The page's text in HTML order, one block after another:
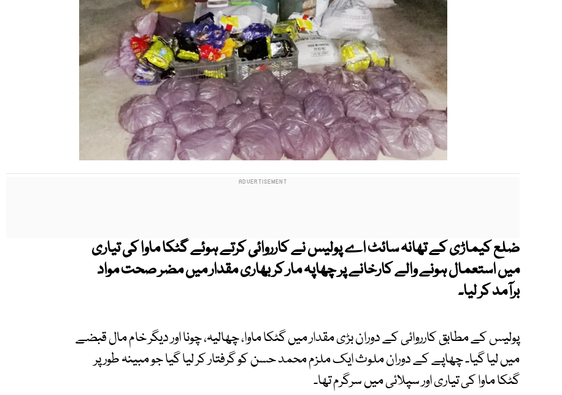
ضلع کیماڑی کے تھانہ سائٹ اے پولیس نے کارروائی کرتے ہوئے گٹکا ماوا کی تیاری
میں استعمال ہونے والے کارخانے پر چھاپہ مار کر بھاری مقدار میں مضر صحت مواد
برآمد کر لیا۔
پولیس کے مطابق کارروائی کے دوران بڑی مقدار میں گٹکا ماوا، چھالیہ، چونا اور دیگر خام مال قبضے
میں لیا گیا۔ چھاپے کے دوران ملوث ایک ملزم محمد حسن کو گرفتار کر لیا گیا جو مبینہ طور پر
گٹکا ماوا کی تیاری اور سپلائی میں سرگرم تھا۔